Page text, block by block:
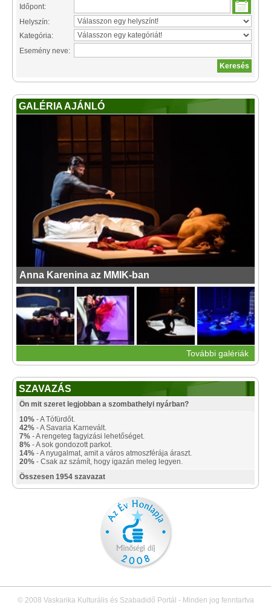
Időpont:
Helyszín:
Kategória:
Esemény neve:
GALÉRIA AJÁNLÓ
Anna Karenina az MMIK-ban
További galériák
SZAVAZÁS
Ön mit szeret legjobban a szombathelyi nyárban?
10% - A Tófürdőt.
42% - A Savaria Karnevált.
7% - A rengeteg fagyizási lehetőséget.
8% - A sok gondozott parkot.
14% - A nyugalmat, amit a város atmoszférája áraszt.
20% - Csak az számít, hogy igazán meleg legyen.
Összesen 1954 szavazat
© 2008 Vaskarika Kulturális és Szabadidő Portál - Minden jog fenntartva